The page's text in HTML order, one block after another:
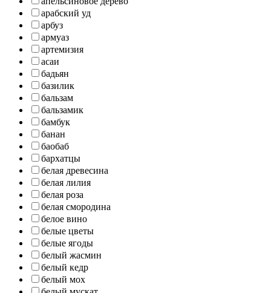
арабский уд
арбуз
армуаз
артемизия
асаи
бадьян
базилик
бальзам
бальзамик
бамбук
банан
баобаб
бархатцы
белая древесина
белая лилия
белая роза
белая смородина
белое вино
белые цветы
белые ягоды
белый жасмин
белый кедр
белый мох